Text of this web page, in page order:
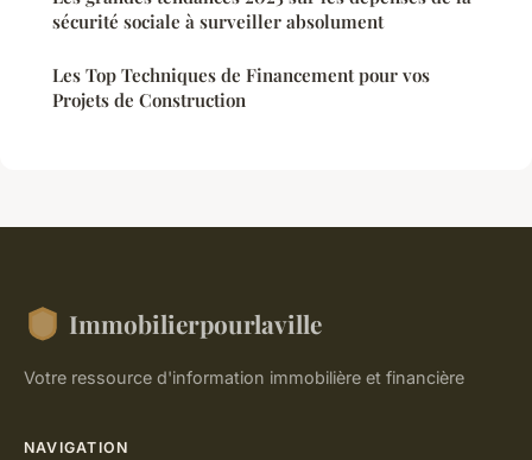
sécurité sociale à surveiller absolument
Les Top Techniques de Financement pour vos
Projets de Construction
Immobilierpourlaville
Votre ressource d'information immobilière et financière
NAVIGATION